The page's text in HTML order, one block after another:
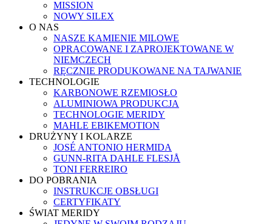
MISSION
NOWY SILEX
O NAS
NASZE KAMIENIE MILOWE
OPRACOWANE I ZAPROJEKTOWANE W
NIEMCZECH
RĘCZNIE PRODUKOWANE NA TAJWANIE
TECHNOLOGIE
KARBONOWE RZEMIOSŁO
ALUMINIOWA PRODUKCJA
TECHNOLOGIE MERIDY
MAHLE EBIKEMOTION
DRUŻYNY I KOLARZE
JOSÉ ANTONIO HERMIDA
GUNN-RITA DAHLE FLESJÅ
TONI FERREIRO
DO POBRANIA
INSTRUKCJE OBSŁUGI
CERTYFIKATY
ŚWIAT MERIDY